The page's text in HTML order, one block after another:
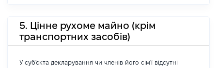
5. Цінне рухоме майно (крім
транспортних засобів)
У суб'єкта декларування чи членів його сім'ї відсутні